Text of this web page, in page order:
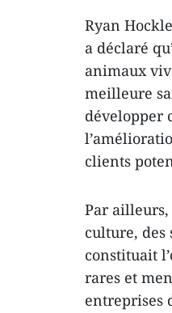
Ryan
a déclaré
animaux
meilleure
développer
clients
Par
culture, des
constituait
rares et
entreprises